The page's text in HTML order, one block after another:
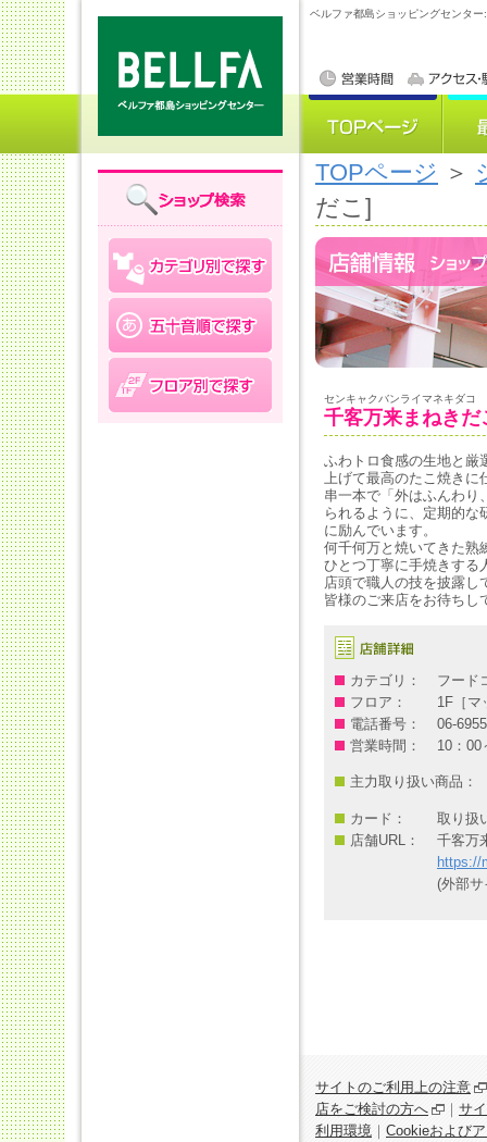
ベルファ都島ショッピングセンタ
TOPページ ＞
だこ]
センキャクバンライマネキダコ
千客万来まねきだ
ふわトロ食感の生地と厳
上げて最高のたこ焼きに
串一本で「外はふんわり
られるように、定期的な
に励んでいます。
何千何万と焼いてきた熟
ひとつ丁寧に手焼きする
店頭で職人の技を披露し
皆様のご来店をお待ちし
カテゴリ：
フード
フロア：
1F［
電話番号：
06-
営業時間：
10：00
主力取り扱い商品：
カード：
取り扱
店舗URL：
千客万
https://
(外部サ
サイトのご利用上の注意
店をご検討の方へ
｜ サ
利用環境 ｜ Cookieおよび